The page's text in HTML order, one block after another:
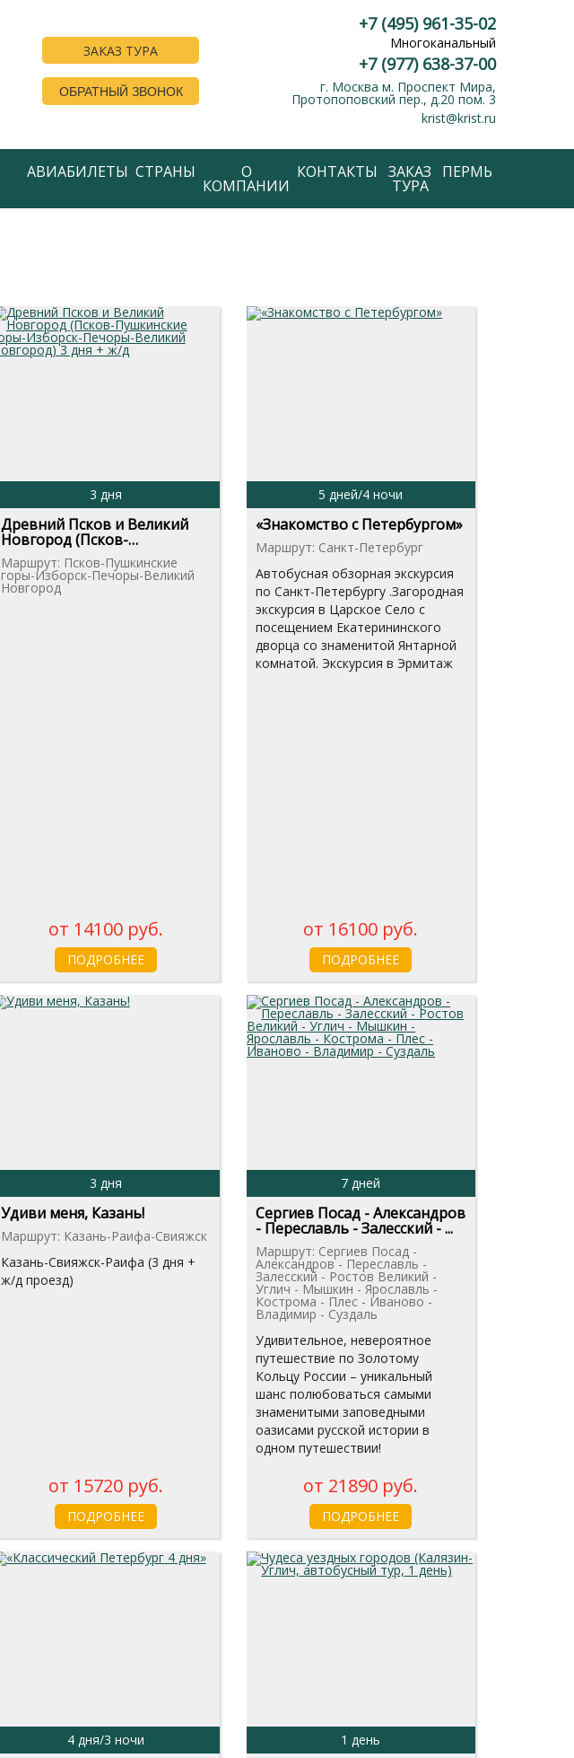
ЗАКАЗ ТУРА
ОБРАТНЫЙ ЗВОНОК
+7 (495) 961-35-02
Многоканальный
+7 (977) 638-37-00
г. Москва м. Проспект Мира,
Протопоповский пер., д.20 пом. 3
krist@krist.ru
АВИАБИЛЕТЫ СТРАНЫ О
КОМПАНИИ
КОНТАКТЫ ЗАКАЗ
ТУРА
ПЕРМЬ
3 дня
Древний Псков и Великий
Новгород (Псков-
Пушкинские горы...
Маршрут: Псков-Пушкинские
горы-Изборск-Печоры-Великий
Новгород
от 14100 руб.
ПОДРОБНЕЕ
5 дней/4 ночи
«Знакомство с Петербургом»
Маршрут: Санкт-Петербург
Автобусная обзорная экскурсия
по Санкт-Петербургу .Загородная
экскурсия в Царское Село с
посещением Екатерининского
дворца со знаменитой Янтарной
комнатой. Экскурсия в Эрмитаж
от 16100 руб.
ПОДРОБНЕЕ
3 дня
Удиви меня, Казань!
Маршрут: Казань-Раифа-Свияжск
Казань-Свияжск-Раифа (3 дня +
ж/д проезд)
от 15720 руб.
ПОДРОБНЕЕ
7 дней
Сергиев Посад - Александров
- Переславль - Залесский - ...
Маршрут: Сергиев Посад -
Александров - Переславль -
Залесский - Ростов Великий -
Углич - Мышкин - Ярославль -
Кострома - Плес - Иваново -
Владимир - Суздаль
Удивительное, невероятное
путешествие по Золотому
Кольцу России – уникальный
шанс полюбоваться самыми
знаменитыми заповедными
оазисами русской истории в
одном путешествии!
от 21890 руб.
ПОДРОБНЕЕ
4 дня/3 ночи 1 день